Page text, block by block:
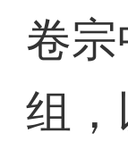
卷宗
组